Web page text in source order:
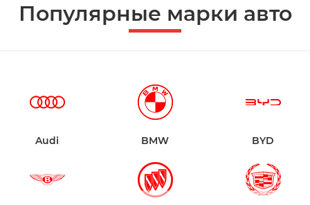
Популярные марки авто
Audi BMW BYD